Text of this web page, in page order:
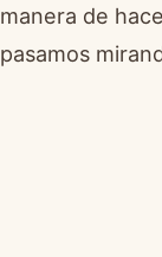
manera de
pasamos